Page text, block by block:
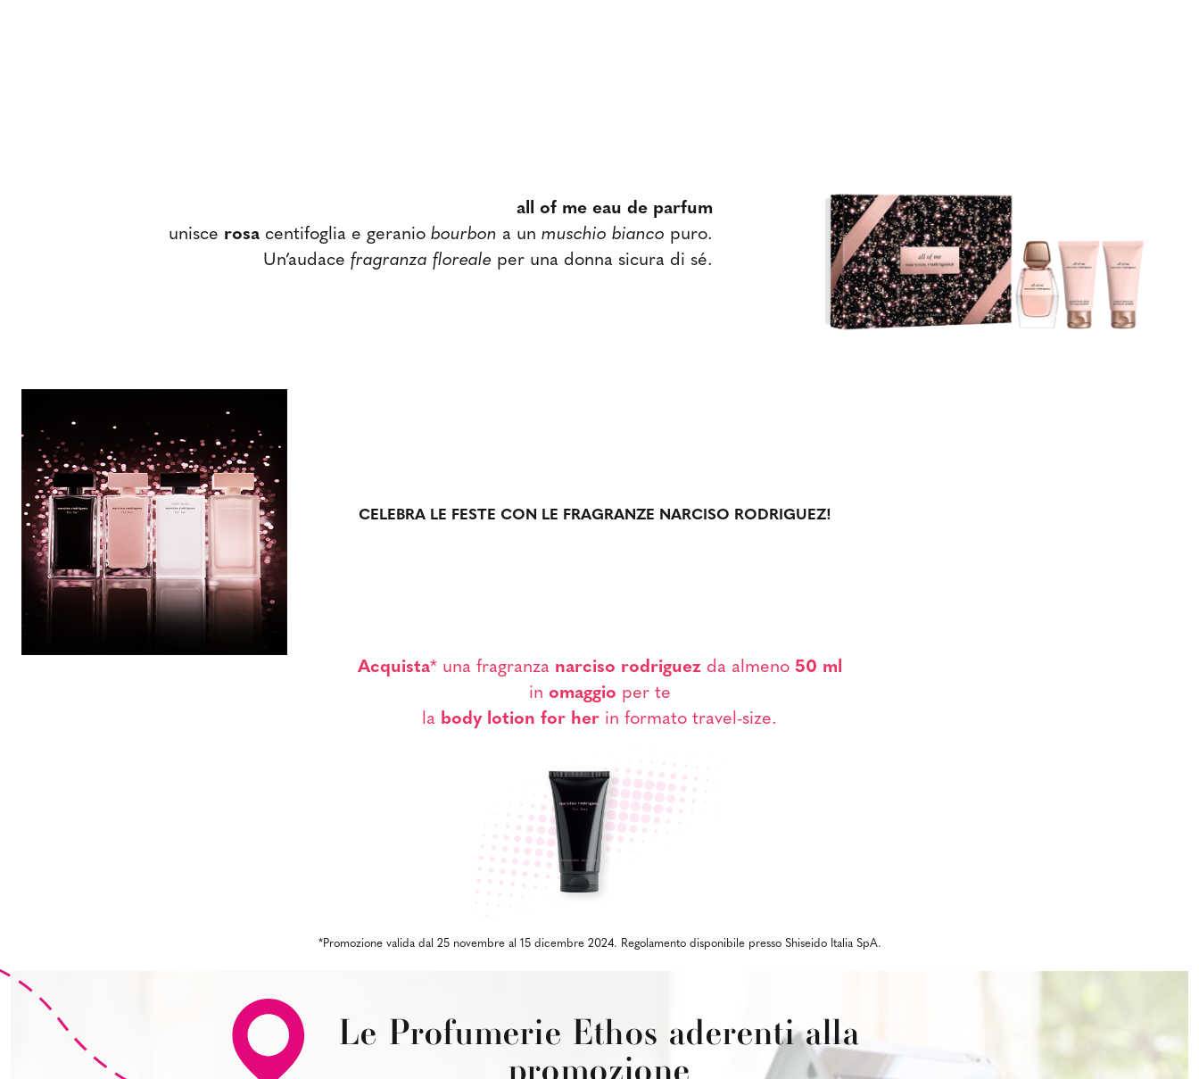
all of me eau de parfum
unisce rosa centifoglia e geraniobourbon a unmuschio bianco puro.
Un’audacefragranza floreale per una donna sicura di sé.
CELEBRA LE FESTE CON LE FRAGRANZE NARCISO RODRIGUEZ!
Acquista* una fragranza narciso rodriguezda almeno50 ml
in omaggio per te
la body lotion for her in formato travel-size.
*Promozione valida dal 25 novembre al 15 dicembre 2024. Regolamento disponibile presso Shiseido Italia SpA.
Le Profumerie Ethos aderenti alla